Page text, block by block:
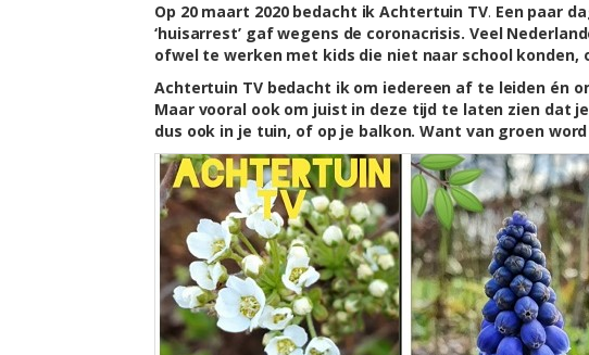
Op 20 maart 2020 bedacht ik Achtertuin TV. Een paar
‘huisarrest’ gaf wegens de coronacrisis. Veel
ofwel te werken met kids die niet naar school konden,
Achtertuin TV bedacht ik om iedereen af te leiden én
Maar vooral ook om juist in deze tijd te laten zien dat
dus ook in je tuin, of op je balkon. Want van groen